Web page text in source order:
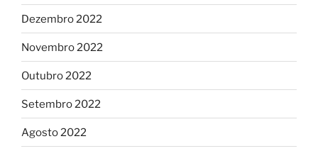
Dezembro 2022
Novembro 2022
Outubro 2022
Setembro 2022
Agosto 2022